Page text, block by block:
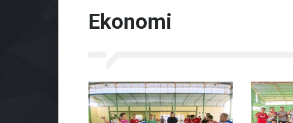
Ekonomi